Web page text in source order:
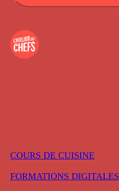
COURS DE CUISINE
FORMATIONS DIGITALES